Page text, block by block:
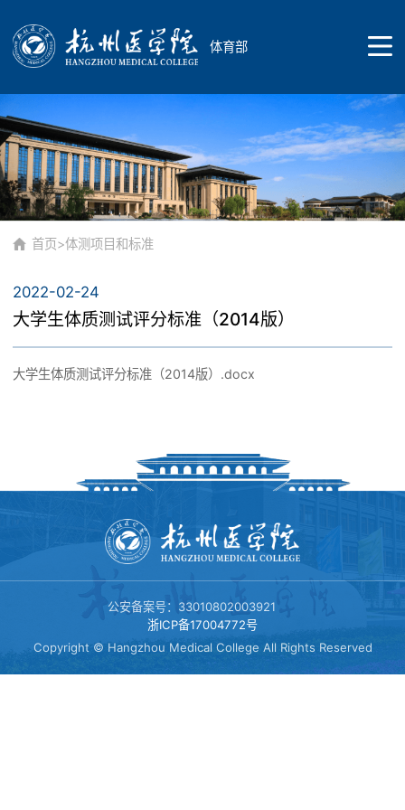
体育部
首页
院部概况
院部简介
师资队伍
临安校区
黄龙校区
课程建设
党群工作
体测中心
首页>体测项目和标准
2022-02-24
大学生体质测试评分标准（2014版）
大学生体质测试评分标准（2014版）.docx
公安备案号：33010802003921
浙ICP备17004772号
Copyright © Hangzhou Medical College All Rights Reserved